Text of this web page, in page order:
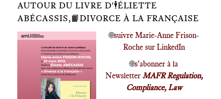
AUTOUR DU LIVRE D'🕴️ÉLIETTE
ABÉCASSIS,📙DIVORCE À LA FRANÇAISE
🌐suivre Marie-Anne Frison-
Roche sur LinkedIn
🌐s'abonner à la
Newsletter MAFR Regulation,
Compliance, Law